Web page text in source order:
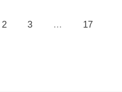
2 3 … 17